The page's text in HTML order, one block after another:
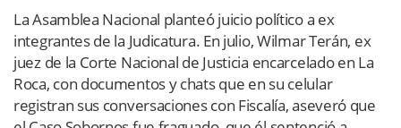
La Asamblea Nacional planteó juicio político a ex
integrantes de la Judicatura. En julio, Wilmar Terán, ex
juez de la Corte Nacional de Justicia encarcelado en La
Roca, con documentos y chats que en su celular
registran sus conversaciones con Fiscalía, aseveró que